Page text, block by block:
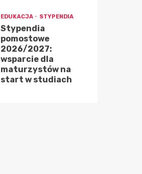
EDUKACJA STYPENDIA
Stypendia
pomostowe
2026/2027:
wsparcie dla
maturzystów na
start w studiach